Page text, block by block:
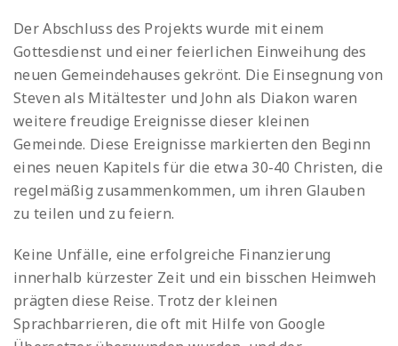
Der Abschluss des Projekts wurde mit einem
Gottesdienst und einer feierlichen Einweihung des
neuen Gemeindehauses gekrönt. Die Einsegnung von
Steven als Mitältester und John als Diakon waren
weitere freudige Ereignisse dieser kleinen
Gemeinde. Diese Ereignisse markierten den Beginn
eines neuen Kapitels für die etwa 30-40 Christen, die
regelmäßig zusammenkommen, um ihren Glauben
zu teilen und zu feiern.
Keine Unfälle, eine erfolgreiche Finanzierung
innerhalb kürzester Zeit und ein bisschen Heimweh
prägten diese Reise. Trotz der kleinen
Sprachbarrieren, die oft mit Hilfe von Google